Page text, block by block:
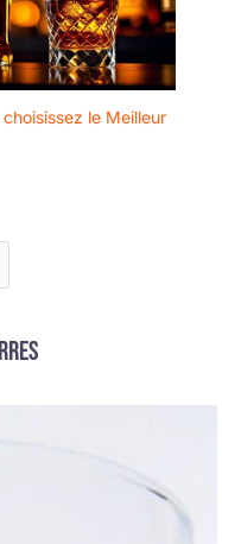
dégustation de vin
et de champagne!
est une
idée de
toutes les
Verre sans
du
cm - 480 ml
le Meilleur